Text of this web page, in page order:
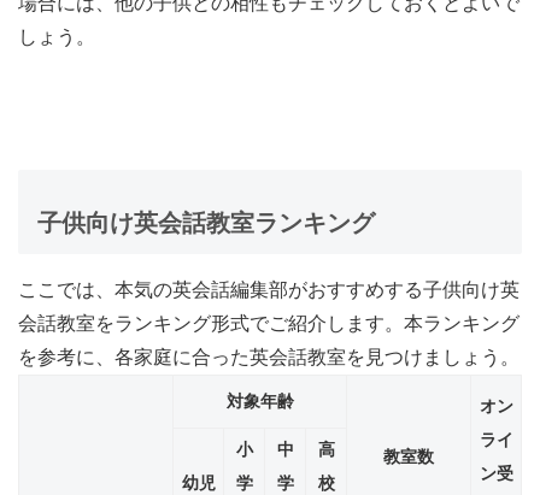
しょう。
子供向け英会話教室ランキング
ここでは、本気の英会話編集部がおすすめする子供向け英
会話教室をランキング形式でご紹介します。本ランキング
を参考に、各家庭に合った英会話教室を見つけましょう。
対象年齢
教室数
オン
ライ
ン受
幼児
小
学
中
学
高
校